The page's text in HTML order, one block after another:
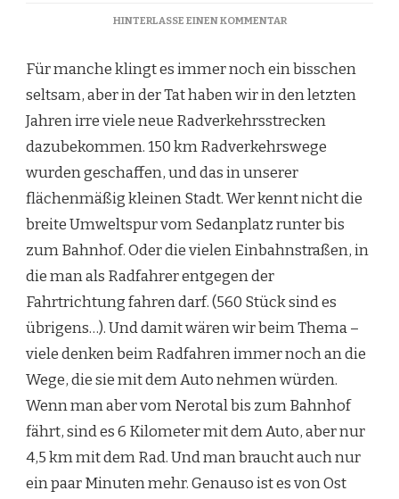
HINTERLASSE EINEN KOMMENTARZU
RADWEGE…
Für manche klingt es immer noch ein bisschen
seltsam, aber in der Tat haben wir in den letzten
Jahren irre viele neue Radverkehrsstrecken
dazubekommen. 150 km Radverkehrswege
wurden geschaffen, und das in unserer
flächenmäßig kleinen Stadt. Wer kennt nicht die
breite Umweltspur vom Sedanplatz runter bis
zum Bahnhof. Oder die vielen Einbahnstraßen, in
die man als Radfahrer entgegen der
Fahrtrichtung fahren darf. (560 Stück sind es
übrigens…). Und damit wären wir beim Thema –
viele denken beim Radfahren immer noch an die
Wege, die sie mit dem Auto nehmen würden.
Wenn man aber vom Nerotal bis zum Bahnhof
fährt, sind es 6 Kilometer mit dem Auto, aber nur
4,5 km mit dem Rad. Und man braucht auch nur
ein paar Minuten mehr. Genauso ist es von Ost